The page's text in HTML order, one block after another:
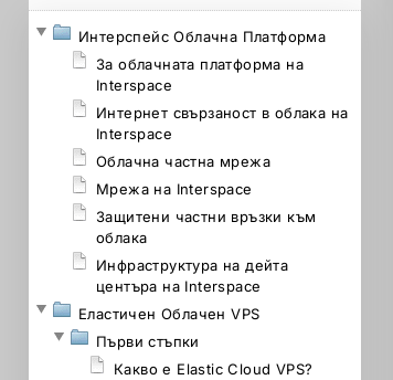
Интерспейс Облачна Платформа
За облачната платформа на
Interspace
Интернет свързаност в облака на
Interspace
Облачна частна мрежа
Мрежа на Interspace
Защитени частни връзки към
облака
Инфраструктура на дейта
центъра на Interspace
Еластичен Облачен VPS
Първи стъпки
Какво е Elastic Cloud VPS?